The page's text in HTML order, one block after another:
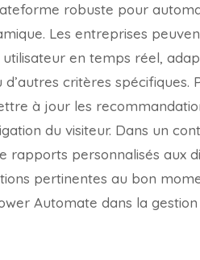
robuste pour
Les entreprises
en temps réel,
critères spécifiques.
à jour les
du visiteur. Dans un
rapports personnalisés aux
pertinentes au bon
Automate dans la